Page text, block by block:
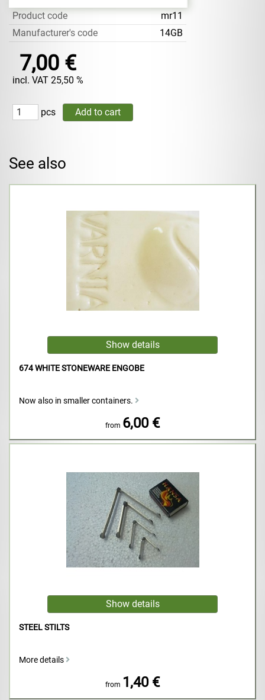
Product code
mr11
Manufacturer's code
14GB
7,00 €
incl. VAT 25,50 %
pcs
See also
674 WHITE STONEWARE ENGOBE
Now also in smaller containers.
from 6,00 €
STEEL STILTS
More details
from 1,40 €